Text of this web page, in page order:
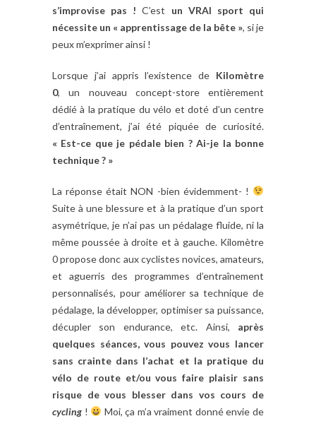
s’improvise pas ! C’est un VRAI sport qui
nécessite un « apprentissage de la bête », si je
peux m’exprimer ainsi !
Lorsque j’ai appris l’existence de Kilomètre
0, un nouveau concept-store entièrement
dédié à la pratique du vélo et doté d’un centre
d’entraînement, j’ai été piquée de curiosité.
« Est-ce que je pédale bien ? Ai-je la bonne
technique ? »
La réponse était NON -bien évidemment- !
Suite à une blessure et à la pratique d’un sport
asymétrique, je n’ai pas un pédalage fluide, ni la
même poussée à droite et à gauche. Kilomètre
0 propose donc aux cyclistes novices, amateurs,
et aguerris des programmes d’entraînement
personnalisés, pour améliorer sa technique de
pédalage, la développer, optimiser sa puissance,
décupler son endurance, etc. Ainsi, après
quelques séances, vous pouvez vous lancer
sans crainte dans l’achat et la pratique du
vélo de route et/ou vous faire plaisir sans
risque de vous blesser dans vos cours de
cycling !
Moi, ça m’a vraiment donné envie de